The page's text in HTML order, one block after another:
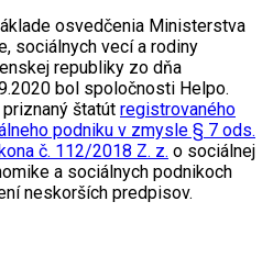
osvedčenia Ministerstva
sociálnych vecí a rodiny
republiky zo dňa
bol spoločnosti Helpo.
priznaný štatút registrovaného
podniku v zmysle § 7 ods.
č. 112/2018 Z. z. o sociálnej
a sociálnych podnikoch
neskorších predpisov.